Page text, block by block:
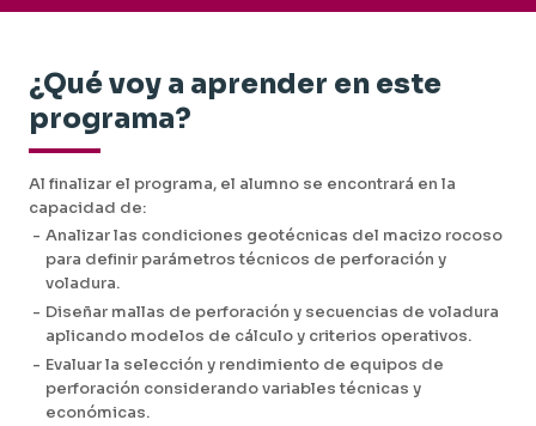
¿Qué voy a aprender en este
programa?
Al finalizar el programa, el alumno se encontrará en la
capacidad de:
- Analizar las condiciones geotécnicas del macizo rocoso
para definir parámetros técnicos de perforación y
voladura.
- Diseñar mallas de perforación y secuencias de voladura
aplicando modelos de cálculo y criterios operativos.
- Evaluar la selección y rendimiento de equipos de
perforación considerando variables técnicas y
económicas.